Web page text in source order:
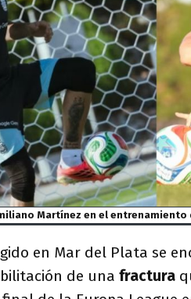
Martínez en el entrenamiento
en Mar del Plata se
de una fractura